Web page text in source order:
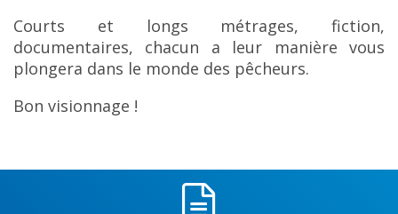
Courts et longs métrages, fiction,
documentaires, chacun a leur manière vous
plongera dans le monde des pêcheurs.
Bon visionnage !